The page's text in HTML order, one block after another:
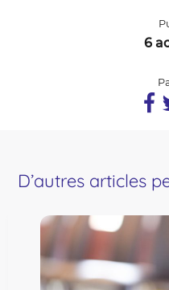
6
D’autres articles